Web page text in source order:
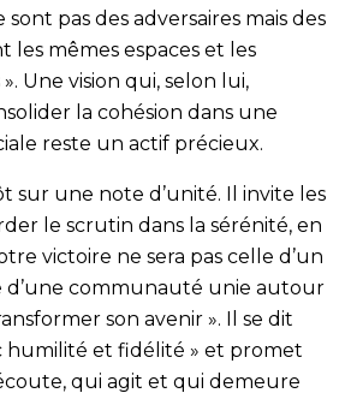
pas des adversaires mais des
les mêmes espaces et les
Une vision qui, selon lui,
la cohésion dans une
reste un actif précieux.
sur une note d’unité. Il invite les
le scrutin dans la sérénité, en
victoire ne sera pas celle d’un
d’une communauté unie autour
son avenir ». Il se dit
humilité et fidélité » et promet
qui agit et qui demeure